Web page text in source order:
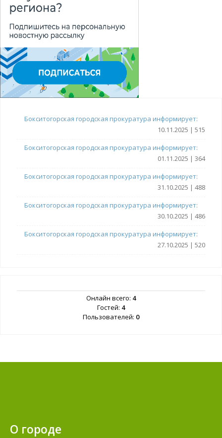
Бокситогорская городская прокуратура информирует:
10.11.2025 | 515
Бокситогорская городская прокуратура информирует:
01.11.2025 | 364
Бокситогорская городская прокуратура информирует:
31.10.2025 | 488
Бокситогорская городская прокуратура информирует:
30.10.2025 | 486
Бокситогорская городская прокуратура информирует:
27.10.2025 | 520
Онлайн всего: 4
Гостей: 4
Пользователей: 0
О городе